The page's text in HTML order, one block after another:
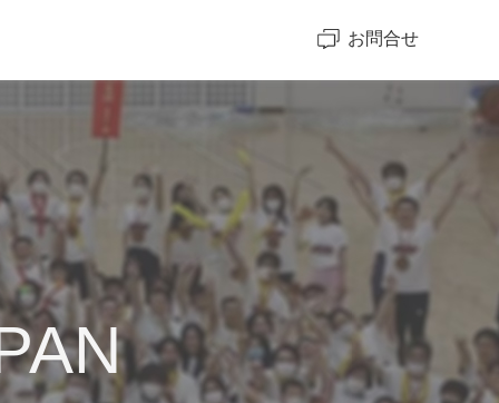
お問合せ